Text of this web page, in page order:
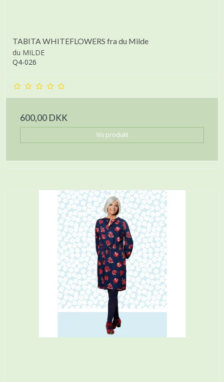
TABITA WHITEFLOWERS fra du Milde
du MILDE
Q4-026
600,00 DKK
Vis produkt